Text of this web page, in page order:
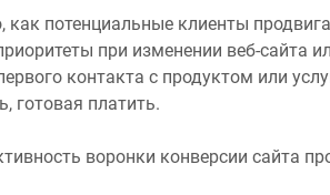
как потенциальные клиенты
при изменении веб-сайта
контакта с продуктом или
готовая платить.
воронки конверсии сайта